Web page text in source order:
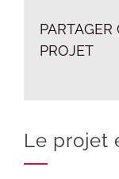
PARTAGER
PROJET
Le projet